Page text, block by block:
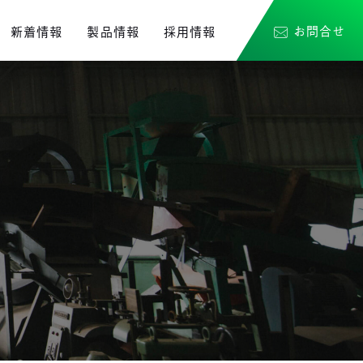
新着情報 製品情報 採用情報 お問合せ